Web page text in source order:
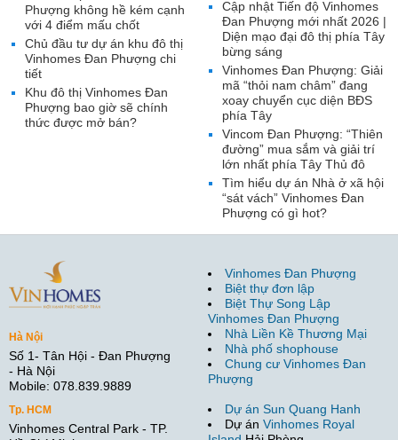
Cập nhật Tiến độ Vinhomes
Đan Phượng mới nhất 2026 |
Diện mạo đại đô thị phía Tây
bừng sáng
Vinhomes Đan Phượng: Giải
mã “thỏi nam châm” đang
xoay chuyển cục diện BĐS
phía Tây
Vincom Đan Phượng: “Thiên
đường” mua sắm và giải trí
lớn nhất phía Tây Thủ đô
Tìm hiểu dự án Nhà ở xã hội
“sát vách” Vinhomes Đan
Phượng có gì hot?
Phượng không hề kém cạnh
với 4 điểm mấu chốt
Chủ đầu tư dự án khu đô thị
Vinhomes Đan Phượng chi
tiết
Khu đô thị Vinhomes Đan
Phượng bao giờ sẽ chính
thức được mở bán?
Hà Nội
Số 1- Tân Hội - Đan Phượng
- Hà Nội
Mobile: 078.839.9889
Tp. HCM
Vinhomes Central Park - TP.
Vinhomes Đan Phượng
Biệt thự đơn lập
Biệt Thự Song Lập
Vinhomes Đan Phượng
Nhà Liền Kề Thương Mại
Nhà phố shophouse
Chung cư Vinhomes Đan
Phượng
Dự án Sun Quang Hanh
Dự án Vinhomes Royal